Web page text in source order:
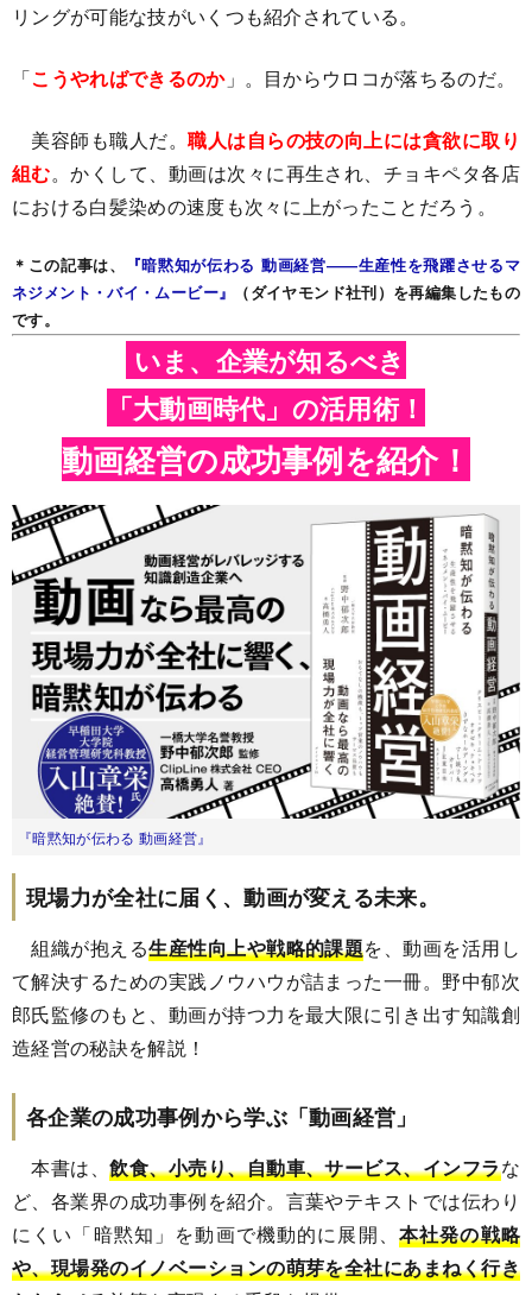
リングが可能な技がいくつも紹介されている。
「こうやればできるのか」。目からウロコが落ちるのだ。
美容師も職人だ。職人は自らの技の向上には貪欲に取り
組む。かくして、動画は次々に再生され、チョキペタ各店
における白髪染めの速度も次々に上がったことだろう。
＊この記事は、
『暗黙知が伝わる 動画経営――生産性を飛躍させるマ
ネジメント・バイ・ムービー』
（ダイヤモンド社刊）を再編集したもの
です。
いま、企業が知るべき
「大動画時代」の活用術！
動画経営の成功事例を紹介！
『暗黙知が伝わる 動画経営』
現場力が全社に届く、動画が変える未来。
組織が抱える生産性向上や戦略的課題を、動画を活用し
て解決するための実践ノウハウが詰まった一冊。野中郁次
郎氏監修のもと、動画が持つ力を最大限に引き出す知識創
造経営の秘訣を解説！
各企業の成功事例から学ぶ「動画経営」
本書は、飲食、小売り、自動車、サービス、インフラな
ど、各業界の成功事例を紹介。言葉やテキストでは伝わり
にくい「暗黙知」を動画で機動的に展開、 本社発の戦略
や、現場発のイノベーションの萌芽を全社にあまねく行き